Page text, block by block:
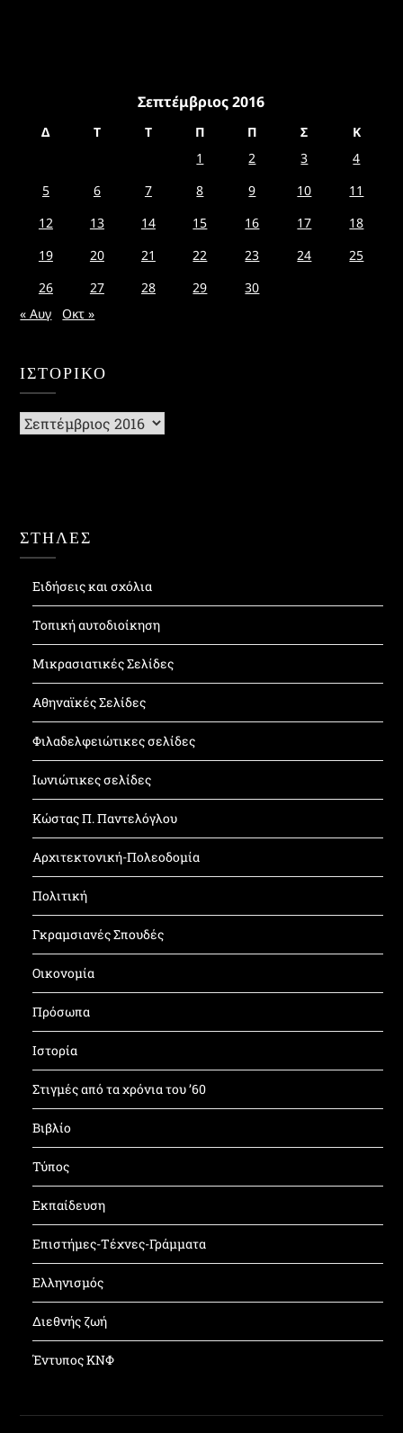
Σεπτέμβριος 2016
Δ Τ Τ Π Π Σ
Κ
1
2 3
4
5
6 7 8 9 10
11
12
13 14 15 16 17
18
19
20 21 22 23 24
25
26
27 28 29
30
« Αυγ
Οκτ »
ΙΣΤΟΡΙΚΌ
Ιστορικό
ΣΤΗΛΕΣ
Ειδήσεις και σχόλια
Τοπική αυτοδιοίκηση
Μικρασιατικές Σελίδες
Αθηναϊκές Σελίδες
Φιλαδελφειώτικες σελίδες
Ιωνιώτικες σελίδες
Κώστας Π. Παντελόγλου
Αρχιτεκτονική-Πολεοδομία
Πολιτική
Γκραμσιανές Σπουδές
Οικονομία
Πρόσωπα
Ιστορία
Στιγμές από τα χρόνια του ’60
Βιβλίο
Τύπος
Εκπαίδευση
Επιστήμες-Τέχνες-Γράμματα
Ελληνισμός
Διεθνής ζωή
Έντυπος ΚΝΦ